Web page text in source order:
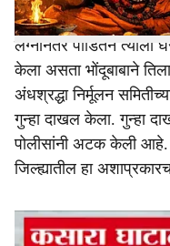
लग्नानंतर पीडितेने त्याला
केला असता भोंदूबाबाने
अंधश्रद्धा निर्मूलन
गुन्हा दाखल केला. गुन्हा
पोलीसांनी अटक केली आहे.
जिल्ह्यातील हा